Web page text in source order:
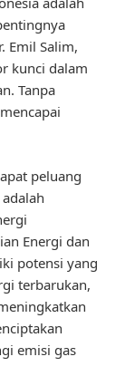
Emil Salim,
kunci dalam
Tanpa
peluang
Energi dan
potensi yang
terbarukan,
emisi gas